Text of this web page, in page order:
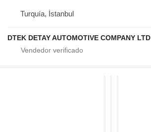
Turquía, İstanbul
DTEK DETAY AUTOMOTIVE COMPANY LTD